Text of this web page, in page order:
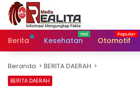
Langsung
konten
Berita
Kesehatan Otomotif
Beranda BERITA DAERAH
BERITA DAERAH